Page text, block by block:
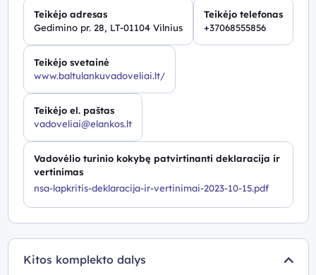
Teikėjo adresas
Gedimino pr. 28, LT-01104 Vilnius
Teikėjo telefonas
+37068555856
Teikėjo svetainė
www.baltulankuvadoveliai.lt/
Teikėjo el. paštas
vadoveliai@elankos.lt
Vadovėlio turinio kokybę patvirtinanti deklaracija ir
vertinimas
nsa-lapkritis-deklaracija-ir-vertinimai-2023-10-15.pdf
Kitos komplekto dalys